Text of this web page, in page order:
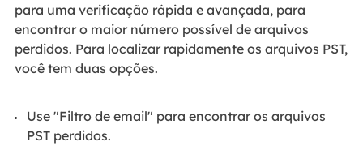
para uma verificação rápida e avançada, para
encontrar o maior número possível de arquivos
perdidos. Para localizar rapidamente os arquivos PST,
você tem duas opções.
Use "Filtro de email" para encontrar os arquivos
PST perdidos.